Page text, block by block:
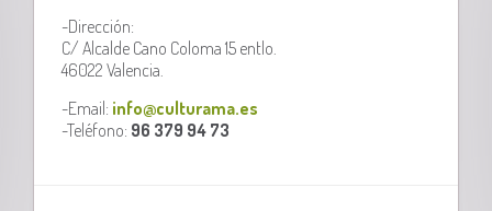
-Dirección:
C/ Alcalde Cano Coloma 15 entlo.
46022 Valencia.
-Email: info@culturama.es
-Teléfono: 96 379 94 73